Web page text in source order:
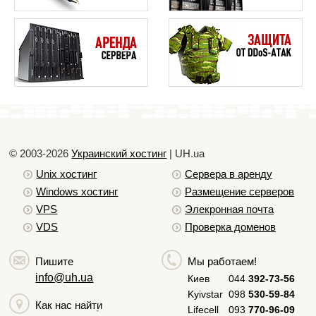
© 2003-2026Украинский хостинг | UH.ua
Unix хостинг
Windows хостинг
VPS
VDS
Сервера в аренду
Размещение серверов
Элекронная почта
Проверка доменов
Пишите
info@uh.ua
Как нас найти
Мы работаем!
Киев 044 392-73-56
Kyivstar 098 530-59-84
Lifecell
093 770-96-09